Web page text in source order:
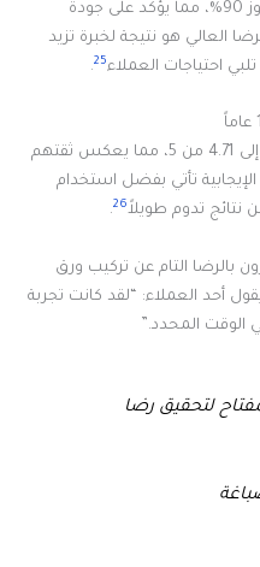
البيانات إلى أن نسبة رضا العملاء تتجاوز 90%، مما يؤكد على جودة
العالي هو نتيجة لخبرة تزيد
25
.
تقييم العملاء لخدمات الصباغة يصل إلى 4.71 من 5، مما يعكس ثقتهم
الإيجابية تأتي بفضل استخدام
نتائج تدوم طويلاً26
.
بالرضا التام عن تركيب ورق
يقول أحد العملاء: “لقد كانت تجربة
الوقت المحدد.”
لتحقيق رضا